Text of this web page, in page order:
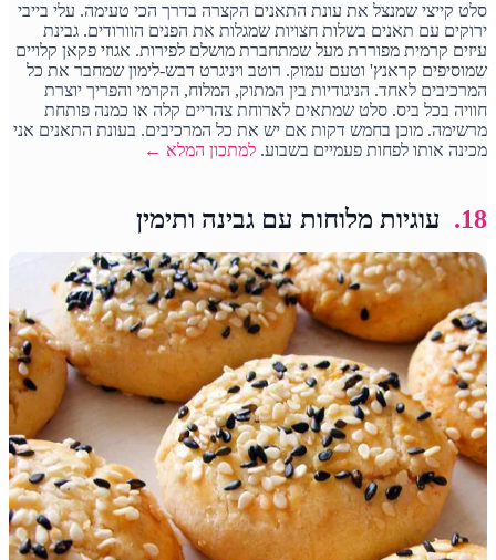
סלט קייצי שמנצל את עונת התאנים הקצרה בדרך הכי טעימה. עלי בייבי
ירוקים עם תאנים בשלות חצויות שמגלות את הפנים הוורודים. גבינת
עיזים קרמית מפוררת מעל שמתחברת מושלם לפירות. אגוזי פקאן קלויים
שמוסיפים קראנץ' וטעם עמוק. רוטב ויניגרט דבש-לימון שמחבר את כל
המרכיבים לאחד. הניגודיות בין המתוק, המלוח, הקרמי והפריך יוצרת
חוויה בכל ביס. סלט שמתאים לארוחת צהריים קלה או כמנה פותחת
מרשימה. מוכן בחמש דקות אם יש את כל המרכיבים. בעונת התאנים אני
מכינה אותו לפחות פעמיים בשבוע.למתכון המלא ←
18. עוגיות מלוחות עם גבינה ותימין